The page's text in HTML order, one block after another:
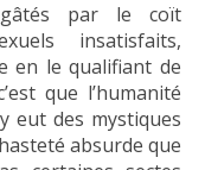
par le coït
insatisfaits,
en le qualifiant de
que l’humanité
eut des mystiques
absurde que